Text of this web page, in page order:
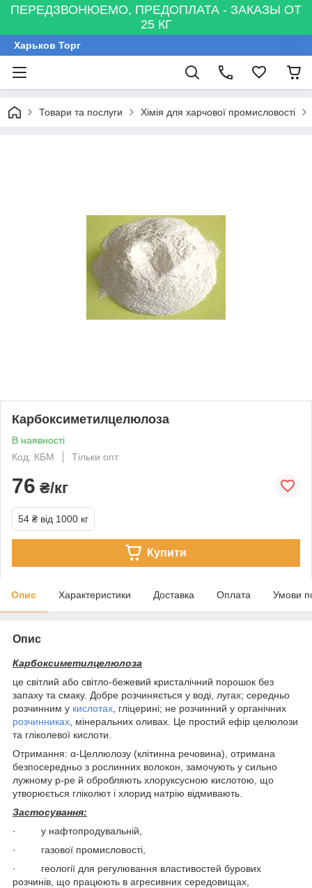
ПЕРЕДЗВОНЮЕМО, ПРЕДОПЛАТА - ЗАКАЗЫ ОТ
25 КГ
Харьков Торг
Товари та послуги Хімія для харчової промисловості
Карбоксиметилцелюлоза
В наявності
Код: КБМ
Тільки опт
76 ₴/кг
54 ₴ від 1000 кг
Купити
Опис Характеристики Доставка Оплата Умови
Опис
Карбоксиметилцелюлоза
це світлий або світло-бежевий кристалічний порошок без
запаху та смаку. Добре розчиняється у воді, лугах; середньо
розчинним у кислотах , гліцерині; не розчинний у органічних
розчинниках , мінеральних оливах. Це простий ефір целюлози
та гліколевої кислоти.
Отримання: α-Целлюлозу (клітинна речовина), отримана
безпосередньо з рослинних волокон, замочують у сильно
лужному р-ре й обробляють хлоруксусною кислотою, що
утворюється гліколют і хлорид натрію відмивають.
Застосування:
· у нафтопродувальній,
· газової промисловості,
· геології для регулювання властивостей бурових
розчинів, що працюють в агресивних середовищах,